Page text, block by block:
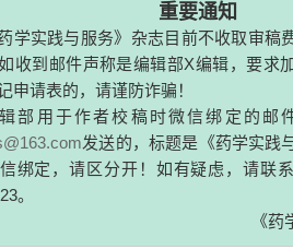
学实践与服务》杂志目前不收取审稿
收到邮件声称是编辑部X编辑，要求
申请表的，请谨防诈骗！
部用于作者校稿时微信绑定的邮
发送的，标题是《药学实践
绑定，请区分开！如有疑虑，请联
。
核苷酸适体在靶向给药系统中的
熊叶, 台宗光
李强
2015, 33(6): 490-493,532.
P53-MDM2界面的肽类及拟肽
李翔, 邹燕,吴茂诚,黄婷, 胡宏岗,吴秋
2015, 33(6): 494-497,512.
用于肿瘤治疗的小分子干扰